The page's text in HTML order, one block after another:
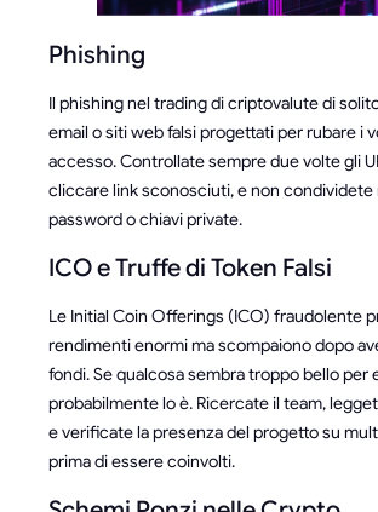
Phishing
Il phishing nel trading di criptovalute di
email o siti web falsi progettati per rubare i
accesso. Controllate sempre due volte gli
cliccare link sconosciuti, e non condividete
password o chiavi private.
ICO e Truffe di Token Falsi
Le Initial Coin Offerings (ICO) fraudolente
rendimenti enormi ma scompaiono dopo
fondi. Se qualcosa sembra troppo bello per
probabilmente lo è. Ricercate il team,
e verificate la presenza del progetto su
prima di essere coinvolti.